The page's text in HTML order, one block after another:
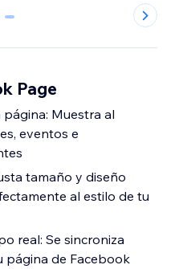
2
Page
página: Muestra al
eventos e
tamaño y diseño
al estilo de tu
real: Se sincroniza
página de Facebook